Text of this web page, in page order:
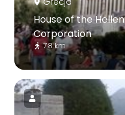
House of the
Corporation
7.8 km